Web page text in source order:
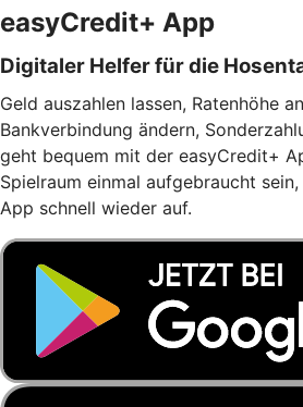
easyCredit+ App
Digitaler Helfer für die
Geld auszahlen lassen, Ratenhöhe
Bankverbindung ändern,
geht bequem mit der easyCredit+
Spielraum einmal aufgebraucht
App schnell wieder auf.